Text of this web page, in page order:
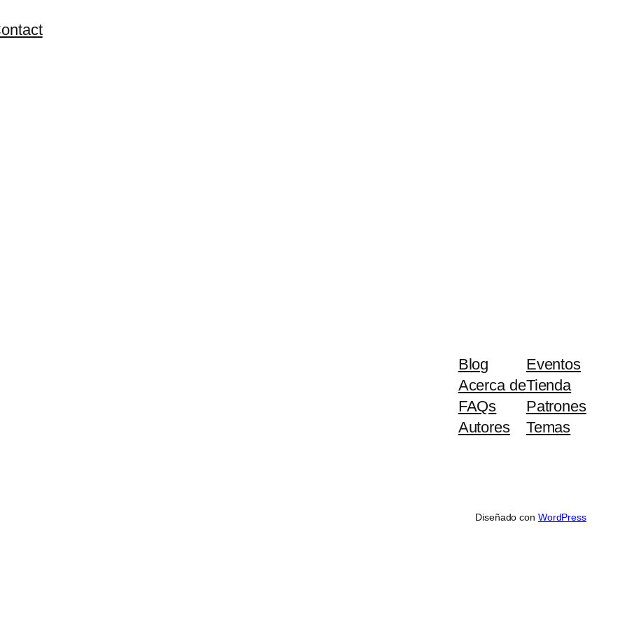
Blog
Acerca de
FAQs
Autores
Eventos
Tienda
Patrones
Temas
Diseñado con WordPress